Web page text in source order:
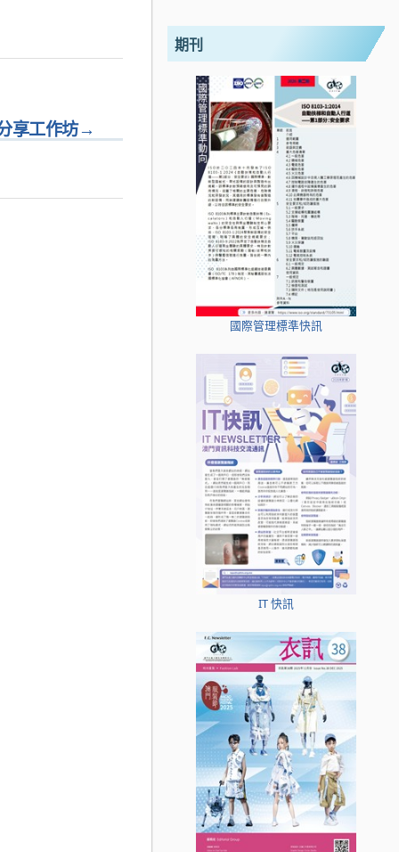
→
享工作坊
期刊
國際管理標準快訊
IT 快訊